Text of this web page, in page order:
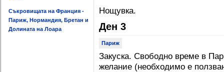
Съкровищата на Франция -
Париж, Нормандия, Бретан и
Долината на Лоара
Нощувка.
Ден 3
Париж
Закуска. Свободно време в
желание (необходимо е